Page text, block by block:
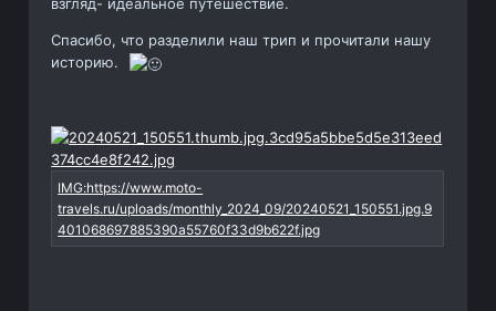
взгляд- идеальное путешествие.
Спасибо, что разделили наш трип и прочитали нашу
историю.